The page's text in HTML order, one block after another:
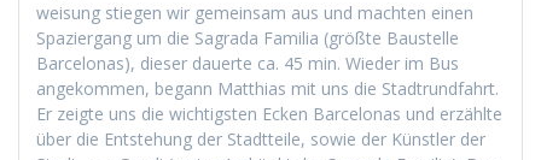
weisung stiegen wir gemein­sam aus und macht­en einen
Spazier­gang um die Sagra­da Famil­ia (größte Baustelle
Barcelonas), dieser dauerte ca. 45 min. Wieder im Bus
angekom­men, begann Matthias mit uns die Stadtrund­fahrt.
Er zeigte uns die wichtig­sten Eck­en Barcelonas und erzählte
über die Entste­hung der Stadt­teile, sowie der Kün­stler der